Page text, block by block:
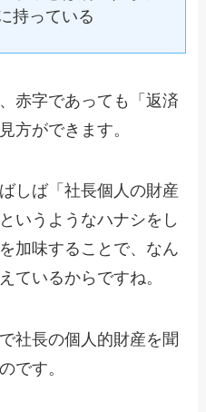
持っている
赤字であっても「返済
方ができます。
しば「社長個人の財産
いうようなハナシをし
加味することで、なん
ているからですね。
社長の個人的財産を聞
です。